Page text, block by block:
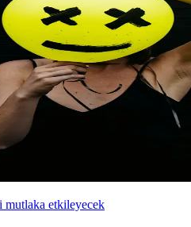
mutlaka etkileyecek